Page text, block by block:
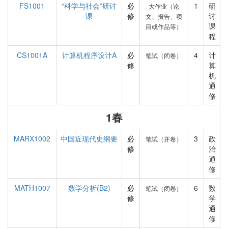
FS1001
“科学与社会”研讨
课
必
修
大作业（论
文、报告、项
目或作品等）
1
研
讨
课
程
CS1001A
计算机程序设计A
必
修
笔试（闭卷） 4
计
算
机
通
修
1春
MARX1002 中国近现代史纲要
必
修
笔试（开卷） 3
政
治
通
修
MATH1007
数学分析(B2)
必
修
笔试（闭卷） 6
数
学
通
修